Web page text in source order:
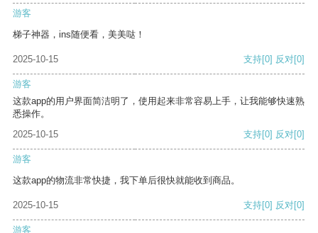
游客
梯子神器，ins随便看，美美哒！
2025-10-15 支持[0] 反对[0]
游客
这款app的用户界面简洁明了，使用起来非常容易上手，让我能够快速熟
悉操作。
2025-10-15
支持[0] 反对[0]
游客
这款app的物流非常快捷，我下单后很快就能收到商品。
2025-10-15 支持[0] 反对[0]
游客